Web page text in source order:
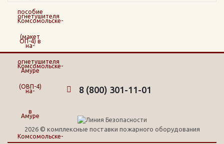
8 (800) 301-11-01
2026 © комплексные поставки пожарного оборудования